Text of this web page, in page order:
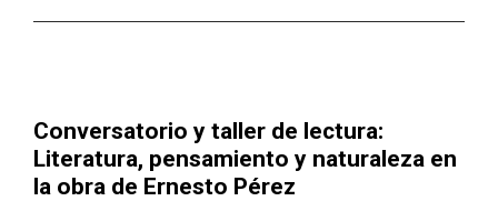
Conversatorio y taller de lectura:
Literatura, pensamiento y naturaleza en
la obra de Ernesto Pérez